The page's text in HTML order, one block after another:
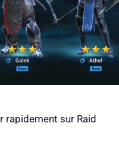
rapidement sur Raid